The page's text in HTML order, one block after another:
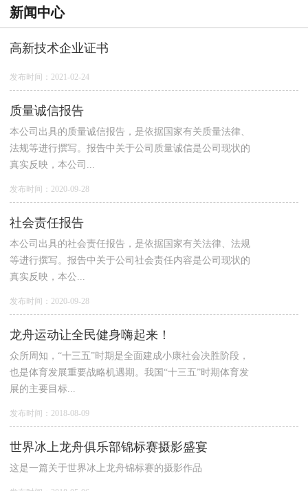
新闻中心
高新技术企业证书
发布时间：2021-02-24
质量诚信报告
本公司出具的质量诚信报告，是依据国家有关质量法律、
法规等进行撰写。报告中关于公司质量诚信是公司现状的
真实反映，本公司...
发布时间：2020-09-28
社会责任报告
​本公司出具的社会责任报告，是依据国家有关法律、法规
等进行撰写。报告中关于公司社会责任内容是公司现状的
真实反映，本公...
发布时间：2020-09-28
龙舟运动让全民健身嗨起来！
众所周知，“十三五”时期是全面建成小康社会决胜阶段，
也是体育发展重要战略机遇期。我国“十三五”时期体育发
展的主要目标...
发布时间：2018-08-09
世界冰上龙舟俱乐部锦标赛摄影盛宴
这是一篇关于世界冰上龙舟锦标赛的摄影作品